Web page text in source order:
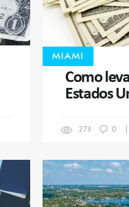
MIAMI
Como
Estados
273 0